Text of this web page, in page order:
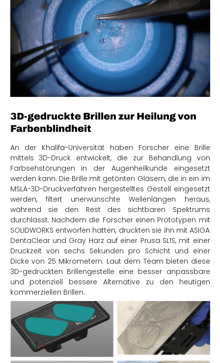
3D-gedruckte Brillen zur Heilung von
Farbenblindheit
An der Khalifa-Universität haben Forscher eine Brille
mittels 3D-Druck entwickelt, die zur Behandlung von
Farbsehstörungen in der Augenheilkunde eingesetzt
werden kann. Die Brille mit getönten Gläsern, die in ein im
MSLA-3D-Druckverfahren hergestelltes Gestell eingesetzt
werden, filtert unerwünschte Wellenlängen heraus,
während sie den Rest des sichtbaren Spektrums
durchlässt. Nachdem die Forscher einen Prototypen mit
SOLIDWORKS entworfen hatten, druckten sie ihn mit ASIGA
DentaClear und Gray Harz auf einer Prusa SL1S, mit einer
Druckzeit von sechs Sekunden pro Schicht und einer
Dicke von 25 Mikrometern. Laut dem Team bieten diese
3D-gedruckten Brillengestelle eine besser anpassbare
und potenziell bessere Alternative zu den heutigen
kommerziellen Brillen.